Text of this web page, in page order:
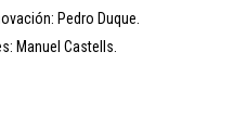
Pedro Duque.
Manuel Castells.